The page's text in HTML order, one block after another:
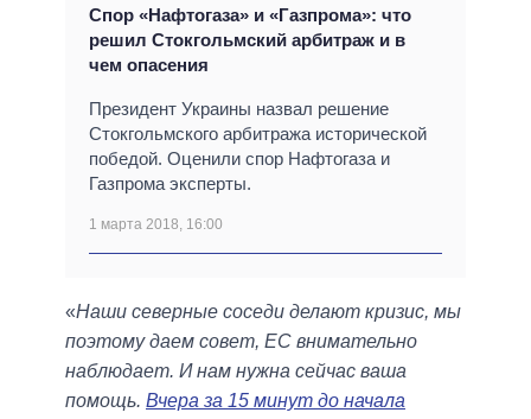
Спор «Нафтогаза» и «Газпрома»: что
решил Стокгольмский арбитраж и в
чем опасения
Президент Украины назвал решение
Стокгольмского арбитража исторической
победой. Оценили спор Нафтогаза и
Газпрома эксперты.
1 марта 2018, 16:00
«Наши северные соседи делают кризис, мы
поэтому даем совет, ЕС внимательно
наблюдает. И нам нужна сейчас ваша
помощь. Вчера за 15 минут до начала